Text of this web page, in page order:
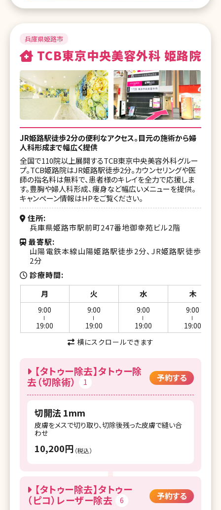
兵庫県姫路市
TCB東京中央美容外科 姫路院
JR姫路駅徒歩2分の便利なアクセス。目元の施術から婦
人科形成まで幅広く提供
全国で110院以上展開するTCB東京中央美容外科グルー
プ。TCB姫路院はJR姫路駅徒歩2分。カウンセリングや医
師の指名料は無料で、患者様のキレイを全力で応援しま
す。豊胸や婦人科形成、痩身など幅広いメニューを提供。
キャンペーン情報はHPをご覧ください。
住所
兵庫県姫路市駅前町247番地御幸苑ビル2階
最寄駅
山陽電鉄本線山陽姫路駅徒歩2分、JR姫路駅徒歩
2分
診療時間
月
火 水 木
9:00
19:00
9:00
19:00
9:00
19:00
9:00
19:00
横にスクロールできます
【タトゥー除去】タトゥー除
去（切除術）
1 予約する
切開法 1mm
皮膚をメスで切り取り、切除後残った皮膚で縫い合
わせ
10,200円 （税込）
【タトゥー除去】タトゥー
（ピコ）レーザー除去
6 予約する